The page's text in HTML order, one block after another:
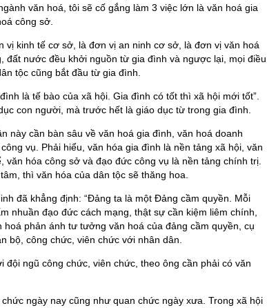
văn hoá, tôi sẽ cố gắng làm 3 việc lớn là văn hoá gia
công sở.
vị kinh tế cơ sở, là đơn vị an ninh cơ sở, là đơn vị văn hoá
đất nước đều khởi nguồn từ gia đình và ngược lại, mọi điều
tộc cũng bắt đầu từ gia đình.
là tế bào của xã hội. Gia đình có tốt thì xã hội mới tốt”.
con người, mà trước hết là giáo dục từ trong gia đình.
này cần bàn sâu về văn hoá gia đình, văn hoá doanh
vụ. Phải hiểu, văn hóa gia đình là nền tảng xã hội, văn
văn hóa công sở và đạo đức công vụ là nền tảng chính trị.
thì văn hóa của dân tộc sẽ thăng hoa.
đã khẳng định: “Đảng ta là một Đảng cầm quyền. Mỗi
nhuần đạo đức cách mạng, thật sự cần kiệm liêm chính,
phản ánh tư tưởng văn hoá của đảng cầm quyền, cụ
bộ, công chức, viên chức với nhân dân.
đội ngũ công chức, viên chức, theo ông cần phải có văn
ngày nay cũng như quan chức ngày xưa. Trong xã hội